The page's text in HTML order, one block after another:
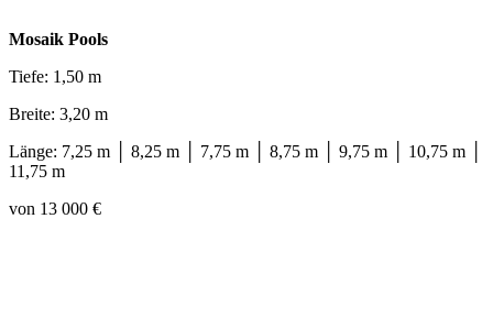
Mosaik Pools
Tiefe: 1,50 m
Breite: 3,20 m
Länge: 7,25 m │ 8,25 m │ 7,75 m │ 8,75 m │ 9,75 m │ 10,75 m │
11,75 m
von 13 000 €